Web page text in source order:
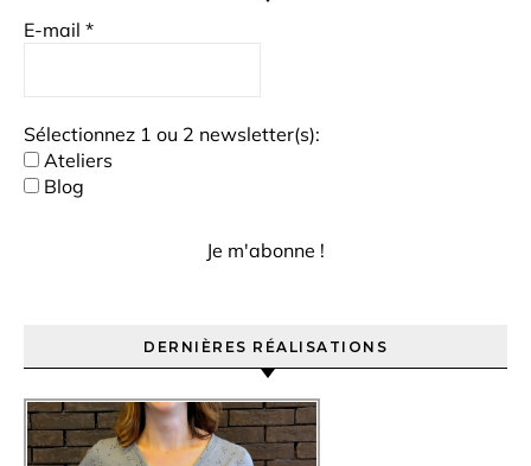
E-mail *
Sélectionnez 1 ou 2 newsletter(s):
Ateliers
Blog
DERNIÈRES RÉALISATIONS